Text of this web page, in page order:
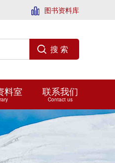
图书资料库
搜 索
料室 联系我们
Contact us